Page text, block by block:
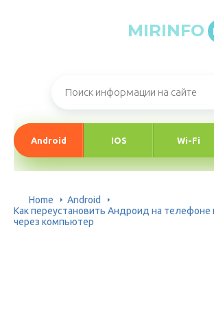
MIRINFO
Android IOS Wi-Fi
Home
Android
Как переустановить Андроид на
через компьютер